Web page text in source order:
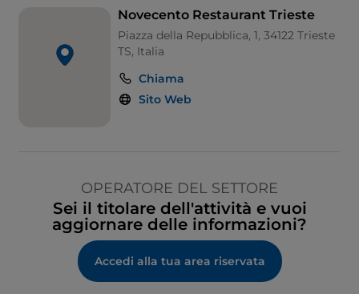
Si parla spagnolo
Si parla tedesco
Area fumatori
Novecento Restaurant Trieste
Piazza della Repubblica, 1, 34122 Trieste
TS, Italia
Chiama
Sito Web
OPERATORE DEL SETTORE
Sei il titolare dell'attività e vuoi
aggiornare delle informazioni?
Accedi alla tua area riservata